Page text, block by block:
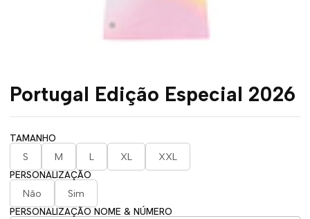
Portugal Edição Especial 2026
TAMANHO
S
M L XL
XXL
PERSONALIZAÇÃO
Não
Sim
PERSONALIZAÇÃO NOME & NÚMERO